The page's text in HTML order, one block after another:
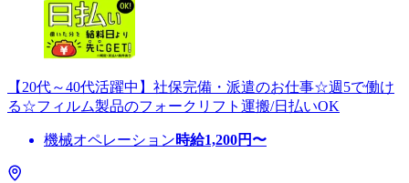
【20代～40代活躍中】社保完備・派遣のお仕事☆週5で働け
る☆フィルム製品のフォークリフト運搬/日払いOK
機械オペレーション時給1,200円〜